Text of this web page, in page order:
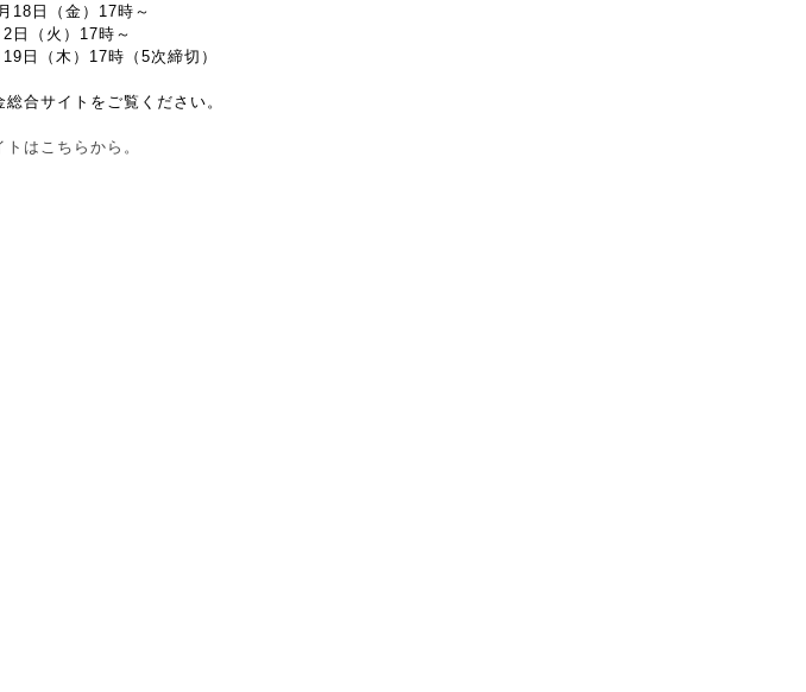
18日（金）17時～
日（火）17時～
日（木）17時（5次締切）
合サイトをご覧ください。
はこちらから。